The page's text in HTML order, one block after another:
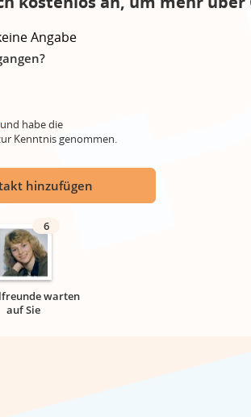
Angabe
und habe die
Kenntnis genommen.
hinzufügen
6
warten
auf Sie